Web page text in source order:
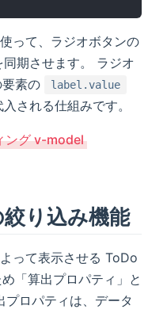
って、ラジオボタンの
同期させます。 ラジオ
素の
label.value
される仕組みです。
ング v-model
り込み機能
って表示させる ToDo
「算出プロパティ」と
プロパティは、データ